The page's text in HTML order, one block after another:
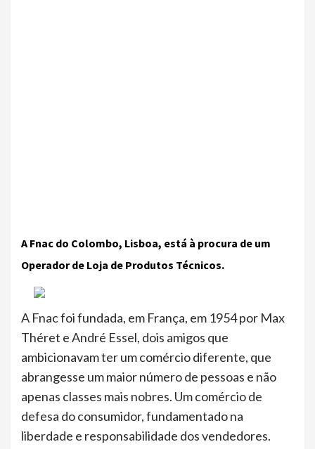
A Fnac do Colombo, Lisboa, está à procura de um
Operador de Loja de Produtos Técnicos.
A Fnac foi fundada, em França, em 1954 por Max
Théret e André Essel, dois amigos que
ambicionavam ter um comércio diferente, que
abrangesse um maior número de pessoas e não
apenas classes mais nobres. Um comércio de
defesa do consumidor, fundamentado na
liberdade e responsabilidade dos vendedores.